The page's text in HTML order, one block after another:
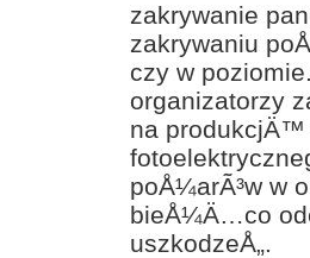
zakrywanie
zakrywaniu
czy w
organizatorzy
na produkcjÄ™
poÅ¼arÃ³w w
bieÅ¼Ä…co
uszkodzeÅ„.